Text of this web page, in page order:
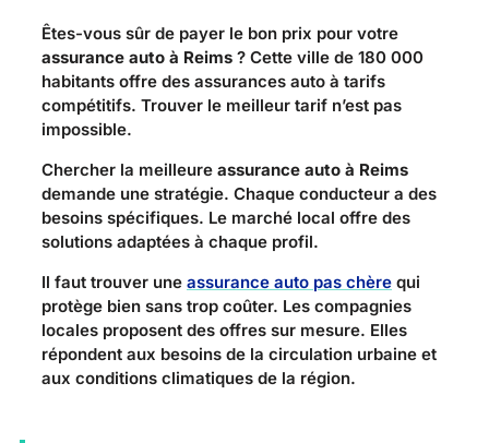
Êtes-vous sûr de payer le bon prix pour votre
assurance auto à Reims ? Cette ville de 180 000
habitants offre des assurances auto à tarifs
compétitifs. Trouver le meilleur tarif n’est pas
impossible.
Chercher la meilleure assurance auto à Reims
demande une stratégie. Chaque conducteur a des
besoins spécifiques. Le marché local offre des
solutions adaptées à chaque profil.
Il faut trouver une assurance auto pas chère qui
protège bien sans trop coûter. Les compagnies
locales proposent des offres sur mesure. Elles
répondent aux besoins de la circulation urbaine et
aux conditions climatiques de la région.